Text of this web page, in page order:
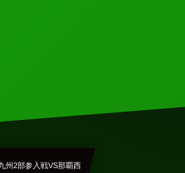
州2部参入戦VS那覇西